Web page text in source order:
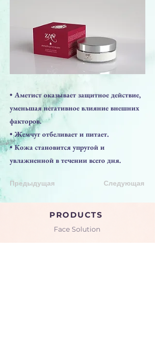
• Аметист оказывает защитное действие,
уменьшая негативное влияние внешних
факторов.
• Жемчуг отбеливает и питает.
• Кожа становится упругой и
увлажненной в течении всего дня.
Предыдущая Следующая
PRODUCTS
Face Solution